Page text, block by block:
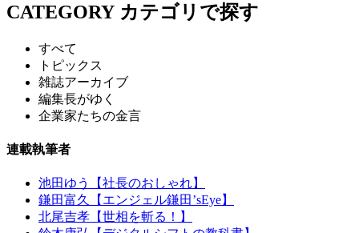
CATEGORY カテゴリで探す
すべて
トピックス
雑誌アーカイブ
編集長がゆく
企業家たちの金言
連載執筆者
池田ゆう【社長のおしゃれ】
鎌田富久【エンジェル鎌田’sEye】
北尾吉孝【世相を斬る！】